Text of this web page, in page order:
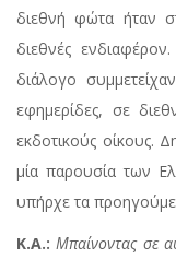
διεθνή φώτα ήταν
διεθνές
διάλογο
εφημερίδες, σε
εκδοτικούς οίκους.
μία παρουσία των
υπήρχε τα
Κ.Α.: Μπαίνοντας σε